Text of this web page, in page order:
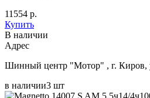
11554 р.
Купить
В наличии
Aдрес
Шинный центр "Мотор" , г. Киров,
в наличии3 шт